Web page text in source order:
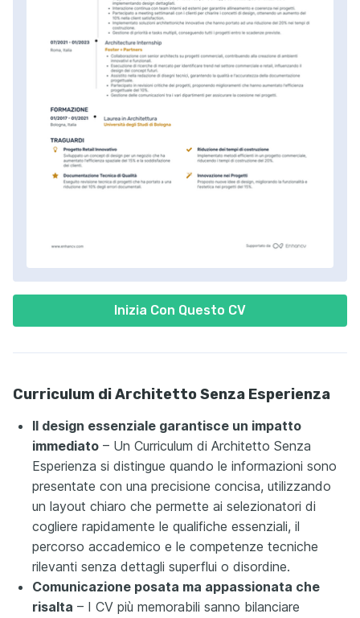
Inizia Con Questo CV
Curriculum di Architetto Senza Esperienza
Il design essenziale garantisce un impatto
immediato – Un Curriculum di Architetto Senza
Esperienza si distingue quando le informazioni sono
presentate con una precisione concisa, utilizzando
un layout chiaro che permette ai selezionatori di
cogliere rapidamente le qualifiche essenziali, il
percorso accademico e le competenze tecniche
rilevanti senza dettagli superflui o disordine.
Comunicazione posata ma appassionata che
risalta – I CV più memorabili sanno bilanciare